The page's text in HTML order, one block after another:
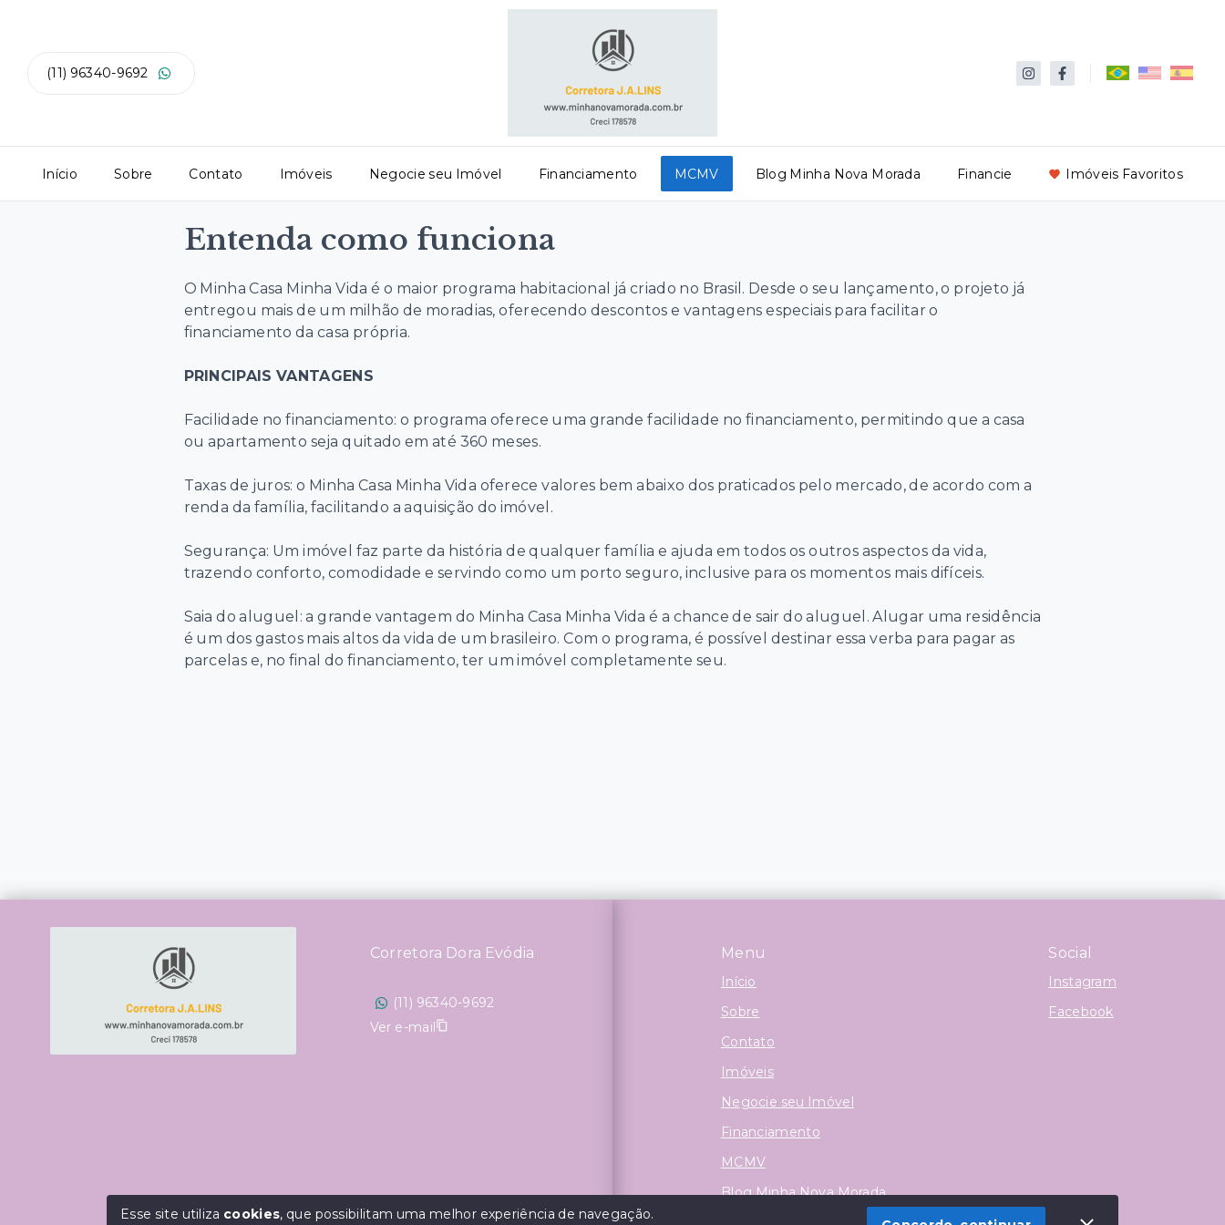
(11) 96340-9692
Início Sobre Contato Imóveis Negocie seu Imóvel Financiamento MCMV Blog Minha Nova Morada Financie Imóveis Favoritos
Entenda como funciona
O Minha Casa Minha Vida é o maior programa habitacional já criado no Brasil. Desde o seu lançamento, o projeto já
entregou mais de um milhão de moradias, oferecendo descontos e vantagens especiais para facilitar o
financiamento da casa própria.
PRINCIPAIS VANTAGENS
Facilidade no financiamento: o programa oferece uma grande facilidade no financiamento, permitindo que a casa
ou apartamento seja quitado em até 360 meses.
Taxas de juros: o Minha Casa Minha Vida oferece valores bem abaixo dos praticados pelo mercado, de acordo com a
renda da família, facilitando a aquisição do imóvel.
Segurança: Um imóvel faz parte da história de qualquer família e ajuda em todos os outros aspectos da vida,
trazendo conforto, comodidade e servindo como um porto seguro, inclusive para os momentos mais difíceis.
Saia do aluguel: a grande vantagem do Minha Casa Minha Vida é a chance de sair do aluguel. Alugar uma residência
é um dos gastos mais altos da vida de um brasileiro. Com o programa, é possível destinar essa verba para pagar as
parcelas e, no final do financiamento, ter um imóvel completamente seu.
Menu
Início
Sobre
Contato
Imóveis
Negocie seu Imóvel
Financiamento
MCMV
Blog Minha Nova Morada
Social
Instagram
Facebook
Corretora Dora Evódia
(11) 96340-9692
Ver e-mail
Esse site utiliza cookies, que possibilitam uma melhor experiência de navegação.